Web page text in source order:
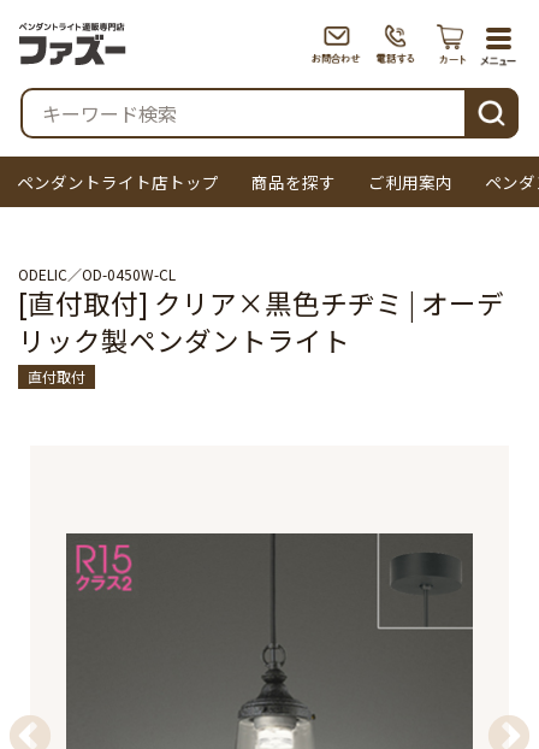
検索
ペンダントライト店トップ 商品を探す ご利用案内 ペン
ODELIC OD-0450W-CL
[直付取付] クリア×黒色チヂミ | オーデ
リック製ペンダントライト
直付取付